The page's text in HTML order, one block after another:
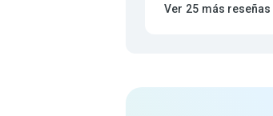
Ver 25 más reseñas